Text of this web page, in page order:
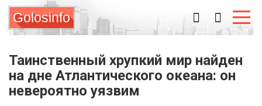
Golosinfo
Таинственный хрупкий мир найден
на дне Атлантического океана: он
невероятно уязвим